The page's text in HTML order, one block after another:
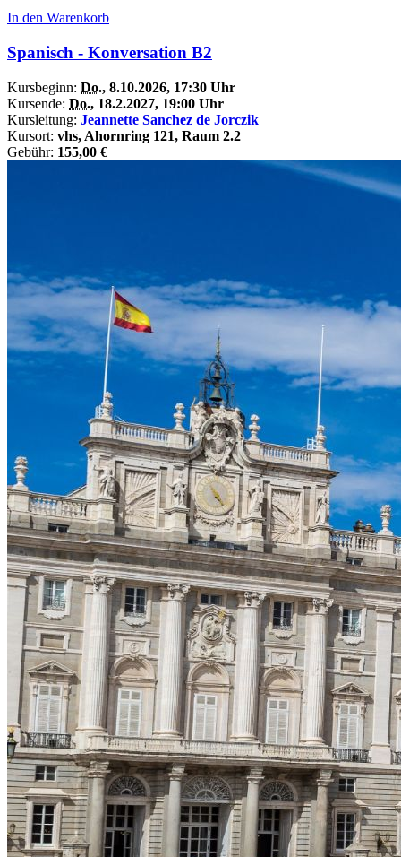
In den Warenkorb
Spanisch - Konversation B2
Kursbeginn: Do., 8.10.2026, 17:30 Uhr
Kursende: Do., 18.2.2027, 19:00 Uhr
Kursleitung: Jeannette Sanchez de Jorczik
Kursort: vhs, Ahornring 121, Raum 2.2
Gebühr: 155,00 €